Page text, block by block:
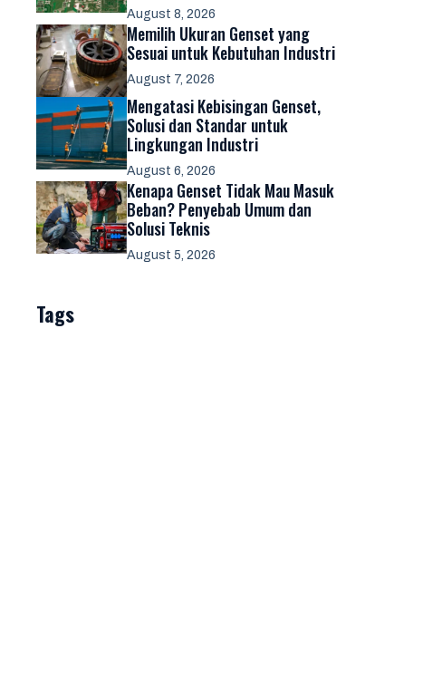
August 8, 2026
Memilih Ukuran Genset yang
Sesuai untuk Kebutuhan Industri
August 7, 2026
Mengatasi Kebisingan Genset,
Solusi dan Standar untuk
Lingkungan Industri
August 6, 2026
Kenapa Genset Tidak Mau Masuk
Beban? Penyebab Umum dan
Solusi Teknis
August 5, 2026
Tags